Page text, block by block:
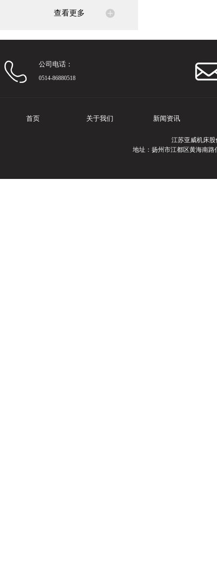
查看更多
公司电话：
0514-86880518
首页 关于我们 新闻资讯
江苏亚威机床
地址：扬州市江都区黄海南